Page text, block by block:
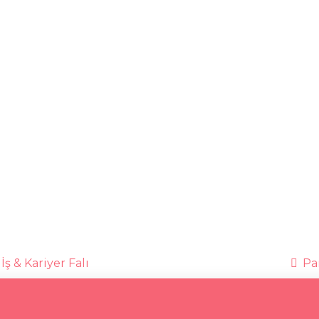
İş & Kariyer Falı